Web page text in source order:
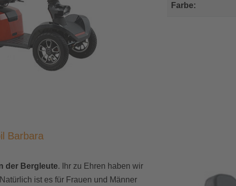
Farbe:
Barbara
der Bergleute. Ihr zu Ehren haben wir
ist es für Frauen und Männer